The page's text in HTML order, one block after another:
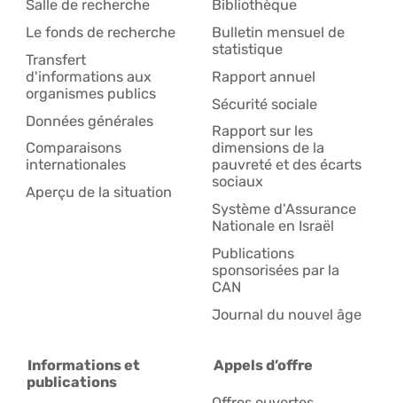
Salle de recherche
Le fonds de recherche
Transfert
d'informations aux
organismes publics
Données générales
Comparaisons
internationales
Aperçu de la situation
Bibliothèque
Bulletin mensuel de
statistique
Rapport annuel
Sécurité sociale
Rapport sur les
dimensions de la
pauvreté et des écarts
sociaux
Système d'Assurance
Nationale en Israël
Publications
sponsorisées par la
CAN
Journal du nouvel âge
Informations et
publications
Appels d’offre